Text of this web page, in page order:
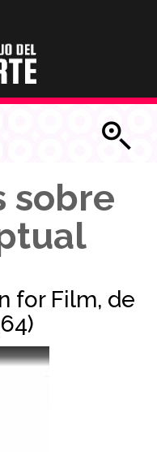
sobre
for Film, de